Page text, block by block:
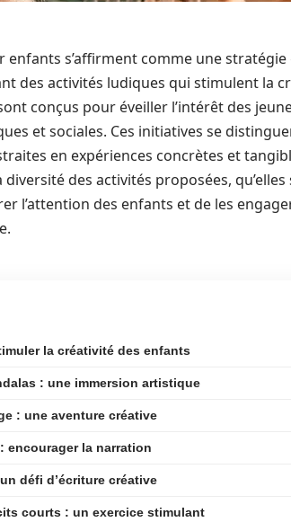
enfants s’affirment comme une
des activités ludiques qui stimulent la
conçus pour éveiller l’intérêt des
et sociales. Ces initiatives se
en expériences concrètes et
diversité des activités proposées,
l’attention des enfants et de les
la créativité des enfants
: une immersion artistique
: une aventure créative
encourager la narration
défi d’écriture créative
courts : un exercice stimulant